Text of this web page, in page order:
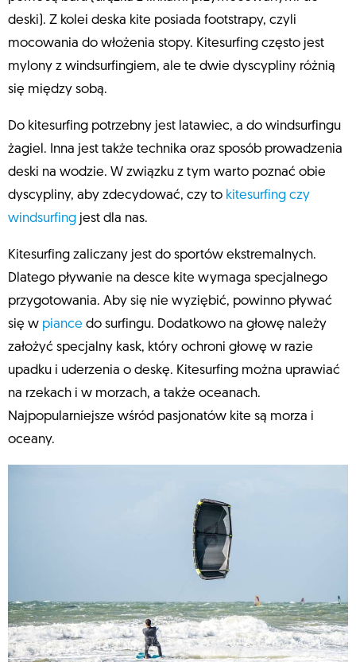
deski). Z kolei deska kite posiada footstrapy, czyli
mocowania do włożenia stopy. Kitesurfing często jest
mylony z windsurfingiem, ale te dwie dyscypliny różnią
się między sobą.
Do kitesurfing potrzebny jest latawiec, a do windsurfingu
żagiel. Inna jest także technika oraz sposób prowadzenia
deski na wodzie. W związku z tym warto poznać obie
dyscypliny, aby zdecydować, czy to kitesurfing czy
windsurfing jest dla nas.
Kitesurfing zaliczany jest do sportów ekstremalnych.
Dlatego pływanie na desce kite wymaga specjalnego
przygotowania. Aby się nie wyziębić, powinno pływać
się w piance do surfingu. Dodatkowo na głowę należy
założyć specjalny kask, który ochroni głowę w razie
upadku i uderzenia o deskę. Kitesurfing można uprawiać
na rzekach i w morzach, a także oceanach.
Najpopularniejsze wśród pasjonatów kite są morza i
oceany.